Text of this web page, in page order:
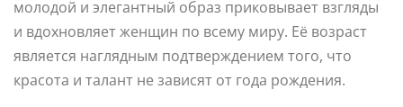
молодой и элегантный образ приковывает взгляды
и вдохновляет женщин по всему миру. Её возраст
является наглядным подтверждением того, что
красота и талант не зависят от года рождения.